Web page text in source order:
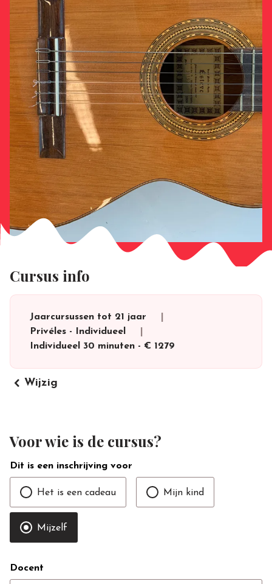
Cursus info
Jaarcursussen tot 21 jaar
Privéles - Individueel
Individueel 30 minuten - € 1279
keyboard_arrow_left Wijzig
Voor wie is de cursus?
Dit is een inschrijving voor
Het is een cadeau Mijn kind
Mijzelf
Docent